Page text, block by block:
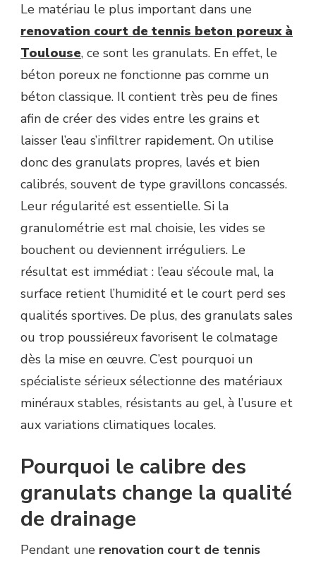
Le matériau le plus important dans une
renovation court de tennis beton poreux à
Toulouse, ce sont les granulats. En effet, le
béton poreux ne fonctionne pas comme un
béton classique. Il contient très peu de fines
afin de créer des vides entre les grains et
laisser l’eau s’infiltrer rapidement. On utilise
donc des granulats propres, lavés et bien
calibrés, souvent de type gravillons concassés.
Leur régularité est essentielle. Si la
granulométrie est mal choisie, les vides se
bouchent ou deviennent irréguliers. Le
résultat est immédiat : l’eau s’écoule mal, la
surface retient l’humidité et le court perd ses
qualités sportives. De plus, des granulats sales
ou trop poussiéreux favorisent le colmatage
dès la mise en œuvre. C’est pourquoi un
spécialiste sérieux sélectionne des matériaux
minéraux stables, résistants au gel, à l’usure et
aux variations climatiques locales.
Pourquoi le calibre des
granulats change la qualité
de drainage
Pendant une renovation court de tennis